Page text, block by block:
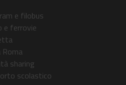
e filobus
e ferrovie
Roma
sharing
scolastico